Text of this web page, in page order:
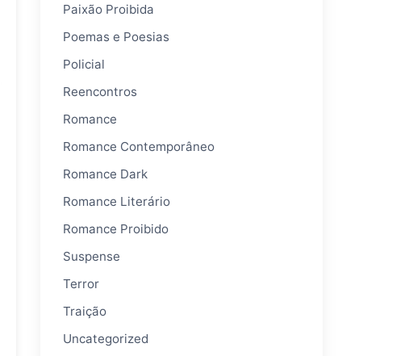
Paixão Proibida
Poemas e Poesias
Policial
Reencontros
Romance
Romance Contemporâneo
Romance Dark
Romance Literário
Romance Proibido
Suspense
Terror
Traição
Uncategorized